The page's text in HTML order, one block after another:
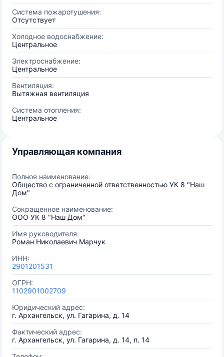
Система пожаротушения:
Отсутствует
Холодное водоснабжение:
Центральное
Электроснабжение:
Центральное
Вентиляция:
Вытяжная вентиляция
Система отопления:
Центральное
Управляющая компания
Полное наименование:
Общество с ограниченной ответственностью УК 8 "Наш
Дом"
Сокращенное наименование:
ООО УК 8 "Наш Дом"
Имя руководителя:
Роман Николаевич Марчук
ИНН:
2901201531
ОГРН:
1102901002709
Юридический адрес:
г. Архангельск, ул. Гагарина, д. 14
Фактический адрес:
г. Архангельск, ул. Гагарина, д. 14, п. 14